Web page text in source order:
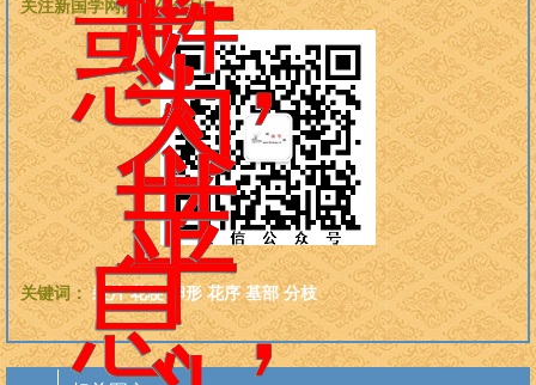
惑，
为
今
世
平
息，
关注新国学网微信公众号：
关键词： 裂片 花梗 卵形 花序 基部 分枝